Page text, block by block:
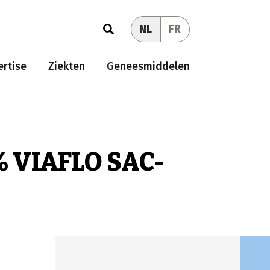
NL FR
Ziekten Geneesmiddelen
VIAFLO SAC-